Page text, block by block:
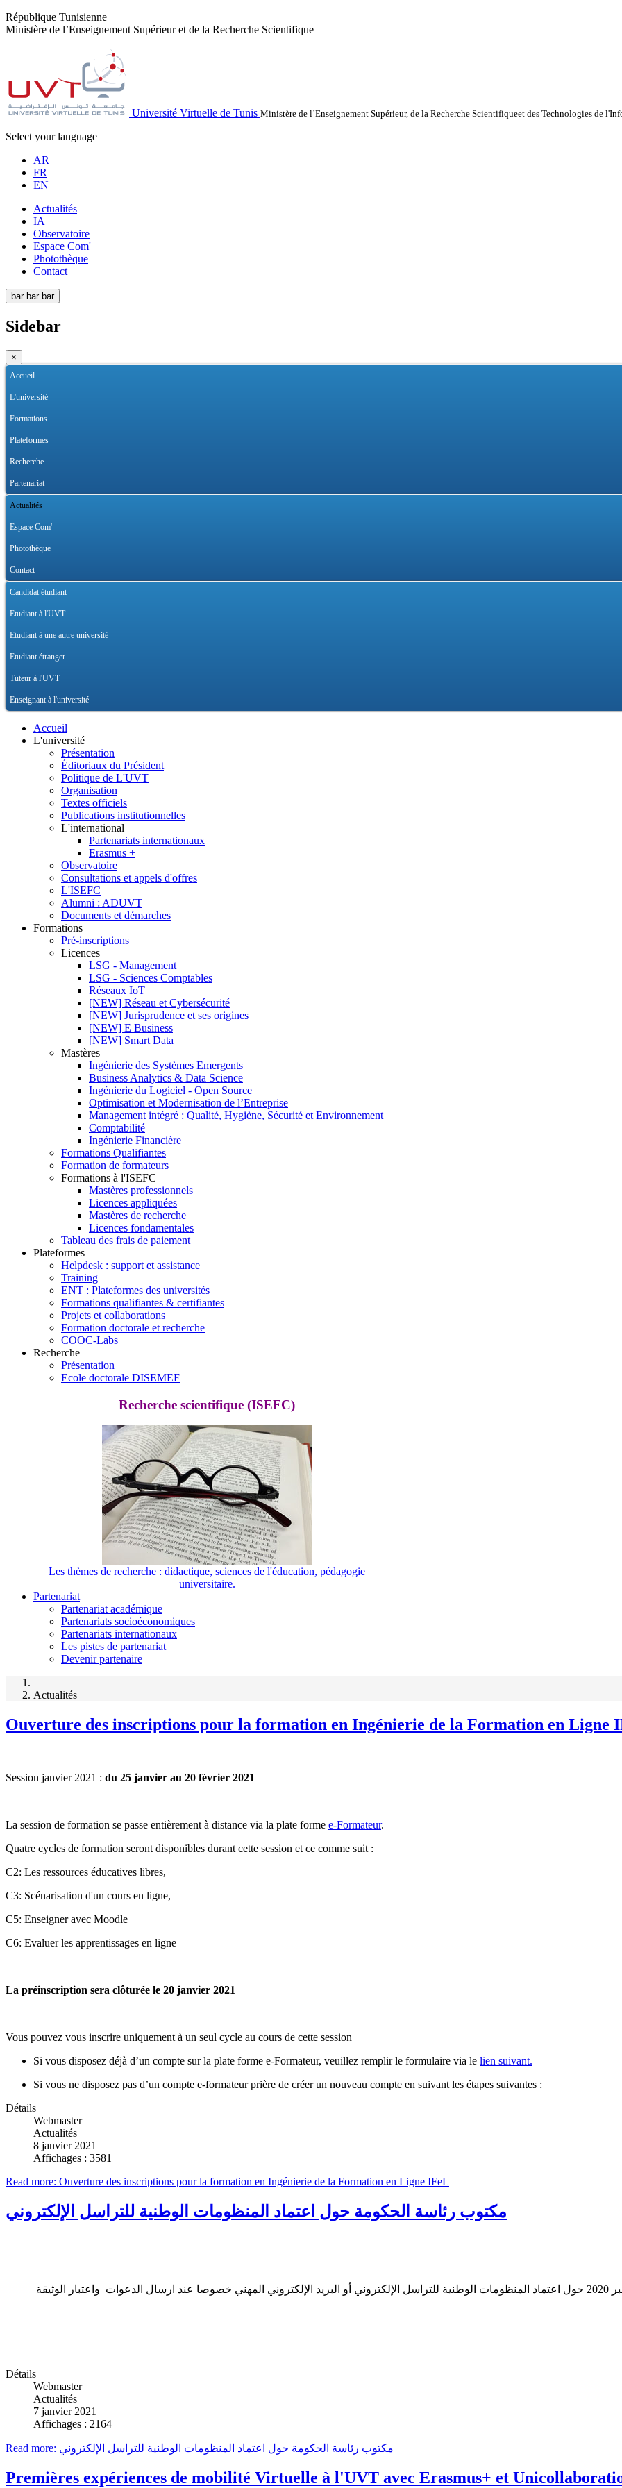
République Tunisienne
Ministère de l’Enseignement Supérieur et de la Recherche Scientifique
Université Virtuelle de Tunis Ministère de l’Enseignement Supérieur, de la Recherche Scientifiqueet des Technologies de
Select your language
AR
FR
EN
Actualités
IA
Observatoire
Espace Com'
Photothèque
Contact
bar bar bar
Sidebar
×
Accueil
L'université
Formations
Plateformes
Recherche
Partenariat
Actualités
Espace Com'
Photothèque
Contact
Candidat étudiant
Etudiant à l'UVT
Etudiant à une autre université
Etudiant étranger
Tuteur à l'UVT
Enseignant à l'université
Accueil
L'université
Présentation
Éditoriaux du Président
Politique de L'UVT
Organisation
Textes officiels
Publications institutionnelles
L'international
Partenariats internationaux
Erasmus +
Observatoire
Consultations et appels d'offres
L'ISEFC
Alumni : ADUVT
Documents et démarches
Formations
Pré-inscriptions
Licences
LSG - Management
LSG - Sciences Comptables
Réseaux IoT
[NEW] Réseau et Cybersécurité
[NEW] Jurisprudence et ses origines
[NEW] E Business
[NEW] Smart Data
Mastères
Ingénierie des Systèmes Emergents
Business Analytics & Data Science
Ingénierie du Logiciel - Open Source
Optimisation et Modernisation de l’Entreprise
Management intégré : Qualité, Hygiène, Sécurité et Environnement
Comptabilité
Ingénierie Financière
Formations Qualifiantes
Formation de formateurs
Formations à l'ISEFC
Mastères professionnels
Licences appliquées
Mastères de recherche
Licences fondamentales
Tableau des frais de paiement
Plateformes
Helpdesk : support et assistance
Training
ENT : Plateformes des universités
Formations qualifiantes & certifiantes
Projets et collaborations
Formation doctorale et recherche
COOC-Labs
Recherche
Présentation
Ecole doctorale DISEMEF
Recherche scientifique (ISEFC)
Les thèmes de recherche : didactique, sciences de l'éducation, pédagogie
universitaire.
Partenariat
Partenariat académique
Partenariats socioéconomiques
Partenariats internationaux
Les pistes de partenariat
Devenir partenaire
Actualités
Ouverture des inscriptions pour la formation en Ingénierie de la Formation en Ligne
Session janvier 2021 : du 25 janvier au 20 février 2021
La session de formation se passe entièrement à distance via la plate forme e-Formateur.
Quatre cycles de formation seront disponibles durant cette session et ce comme suit :
C2: Les ressources éducatives libres,
C3: Scénarisation d'un cours en ligne,
C5: Enseigner avec Moodle
C6: Evaluer les apprentissages en ligne
La préinscription sera clôturée le 20 janvier 2021
Vous pouvez vous inscrire uniquement à un seul cycle au cours de cette session
Si vous disposez déjà d’un compte sur la plate forme e-Formateur, veuillez remplir le formulaire via le lien suivant.
Si vous ne disposez pas d’un compte e-formateur prière de créer un nouveau compte en suivant les étapes suivantes :
Détails
Webmaster
Actualités
8 janvier 2021
Affichages : 3581
Read more: Ouverture des inscriptions pour la formation en Ingénierie de la Formation en Ligne IFeL
مكتوب رئاسة الحكومة حول اعتماد المنظومات الوطنية للتراسل الإلكتروني
مكتوب رئاسة الحكومة عدد 2020-01-06-0000748 مؤرخ في 24 ديسمبر 2020 حول اعتماد المنظومات الوطنية للتراسل الإلكتروني أو البريد الإلكتروني المهني خصوصا عند ارسال الدعوات واعتبار الوثيقة
Détails
Webmaster
Actualités
7 janvier 2021
Affichages : 2164
Read more: مكتوب رئاسة الحكومة حول اعتماد المنظومات الوطنية للتراسل الإلكتروني
Premières expériences de mobilité Virtuelle à l'UVT avec Erasmus+ et